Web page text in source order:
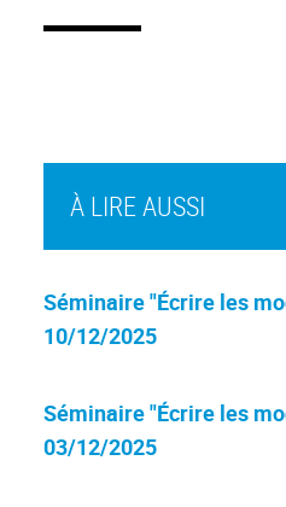
À LIRE AUSSI
Séminaire "Écrire les
10/12/2025
Séminaire "Écrire les
03/12/2025